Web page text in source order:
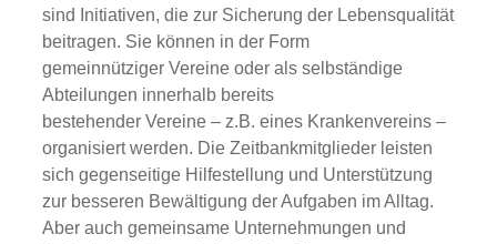
sind Initiativen, die zur Sicherung der Lebensqualität
beitragen. Sie können in der Form
gemeinnütziger Vereine oder als selbständige
Abteilungen innerhalb bereits
bestehender Vereine – z.B. eines Krankenvereins –
organisiert werden. Die Zeitbankmitglieder leisten
sich gegenseitige Hilfestellung und Unterstützung
zur besseren Bewältigung der Aufgaben im Alltag.
Aber auch gemeinsame Unternehmungen und